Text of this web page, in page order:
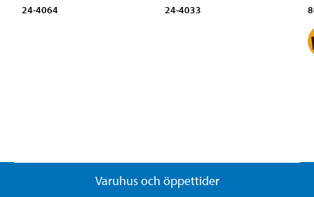
24-4064 24-4033
Varuhus och öppettider